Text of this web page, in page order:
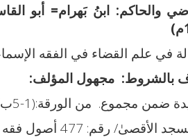
ابنُ بَهرام= أبو
في علم القضاء في الفقه
مجهول المؤلف:
ضمن مجموع. من الورقة:(1-5ب).
رقم: 477 أصول فقه 1/793.